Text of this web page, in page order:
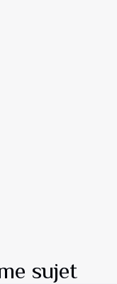
sujet